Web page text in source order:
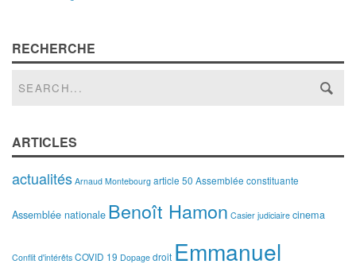
RECHERCHE
ARTICLES
actualités Arnaud Montebourg article 50 Assemblée constituante
Assemblée nationale Benoît Hamon Casier judiciaire cinema
Conflit d'intérêts COVID 19 Dopage droit Emmanuel